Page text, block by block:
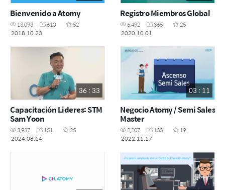
Bienvenido a Atomy
13,093 610
52
2018.10.23
Registro Miembros Global
6,492 365
25
2020.10.01
36 : 33
Capacitación Lideres: STM
Sam Yoon
3,937 151
25
2024.08.14
03 : 11
Negocio Atomy / Semi Sales
Master
2,207 133
19
2022.11.17